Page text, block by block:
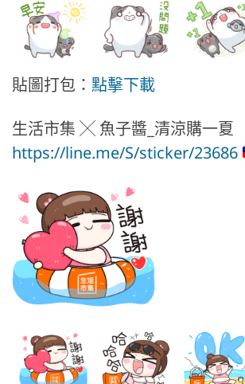
貼圖打包： 點擊下載
生活市集 ╳ 魚子醬_清涼購一夏
https://line.me/S/sticker/23686